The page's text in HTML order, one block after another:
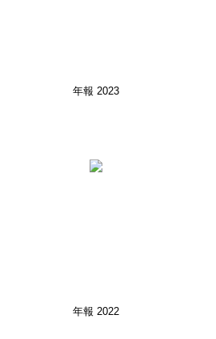
年報 2023
年報 2022